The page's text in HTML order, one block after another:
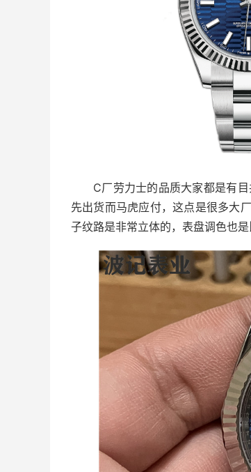
C厂劳力士的品质大家都是有
先出货而马虎应付，这点是很多大
子纹路是非常立体的，表盘调色也